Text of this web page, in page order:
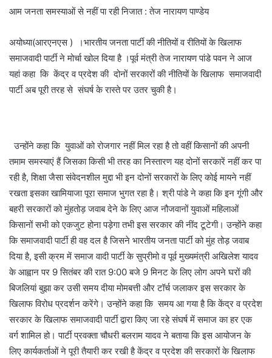
आम जनता समस्याओं से नहीं पा रही निजात : तेज नारायण पाण्डेय
अयोध्या(आरएनएस ) ।भारतीय जनता पार्टी की नीतियों व रीतियों के खिलाफ
समाजवादी पार्टी ने मोर्चा खोल दिया है ।पूर्व मंत्री तेज नारायण पांडे पवन ने आज
यहां कहा कि केंद्र व प्रदेश की दोनों सरकारों की नीतियों के खिलाफ समाजवादी
पार्टी अब पूरी तरह से संघर्ष के रास्ते पर उतर चुकी है।
उन्होंने कहा कि युवाओं को रोजगार नहीं मिल रहा है तो वहीं किसानों की अपनी
तमाम समस्याएं हैं जिसका किसी भी तरह का निस्तारण यह दोनों सरकारें नहीं कर पा
रही है, शिक्षा जैसा संवेदनशील मुद्दा भी इन दोनों सरकारों के लिए कोई मायने नहीं
रखता इसका खामियाजा पूरा समाज भुगत रहा है। श्री पांडे ने कहा कि इन गूंगी और
बहरी सरकारों को मुंहतोड़ जवाब देने के लिए आज नौजवानों युवाओं महिलाओं
किसानों सभी को एकजुट होना पड़ेगा तभी इस सरकार की नींद टूटेगी। उन्होंने कहा
कि समाजवादी पार्टी ही वह दल है जिसने भारतीय जनता पार्टी को मुंह तोड़ जवाब
दिया है, इसी क्रम में समाज वादी पार्टी के सुप्रीमो व पूर्व मुख्यमंत्री अखिलेश यादव
के आह्वान पर 9 सितंबर की रात 9:00 बजे 9 मिनट के लिए लोग अपने घरों की
बिजलियां बुझा कर उसी समय दीया मोमबत्ती और टॉर्च जलाकर इस सरकार के
खिलाफ विरोध प्रदर्शन करेंगे। उन्होंने कहा कि समय आ गया है कि केंद्र व प्रदेश
सरकार के खिलाफ समाजवादी पार्टी द्वारा किए जा रहे संघर्ष में समाज का हर एक
वर्ग शामिल हो। पार्टी प्रवक्ता चौधरी बलराम यादव ने बताया कि इस आयोजन के
लिए कार्यकर्ताओं ने पूरी तैयारी कर रखी है केंद्र व प्रदेश की सरकारों के खिलाफ